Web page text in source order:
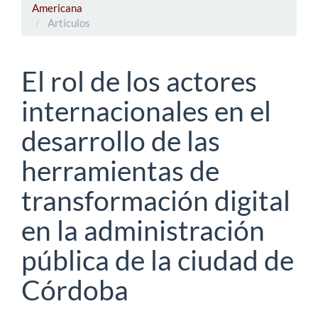
Americana
Artículos
El rol de los actores
internacionales en el
desarrollo de las
herramientas de
transformación digital
en la administración
pública de la ciudad de
Córdoba